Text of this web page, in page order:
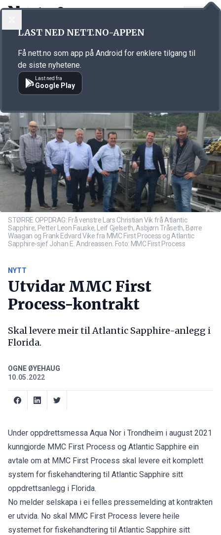
Annonsørinnhold
STØRRE OPPDRAG: Frå venstre Lars Christian Vik frå Atlantic
Sapphire, Petter Leon Fauske, Leif Gjelseth, Asbjørn Tråseth, Børre
Waagan og Frank Edvard Vike fra MMC First Process og Atlantic
Sapphire-sjef Johan E. Andreassen. Foto: MMC First Process
NYTT
Utvidar MMC First
Process-kontrakt
Skal levere meir til Atlantic Sapphire-anlegg i
Florida.
OGNE ØYEHAUG
10.05.2022
Under oppdrettsmessa Aqua Nor i Trondheim i august 2021
kunngjorde MMC First Process og Atlantic Sapphire ein
avtale om at MMC First Process skal levere eit komplett
system for fiskehandtering til Atlantic Sapphire sitt
oppdrettsanlegg i Florida.
No melder selskapa i ei felles pressemelding at kontrakten
er utvida. No skal MMC First Process levere heile
systemet for fiskehandtering til Atlantic Sapphire sitt
LAST NED NETT.NO-APPEN
Få nett.no som app på Android for enklere tilgang til
de siste nyhetene.
Last ned fra
Google Play